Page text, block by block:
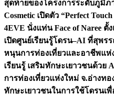
สุดท้ายของโครงการระดับภูมิภ
Cosmetic เปิดตัว “Perfect
4EVE นั่งแท่น Face of Naree ตั้
เปิดศูนย์เรียนรู้โดรน–AI ที่สุพร
หนุนการท่องเที่ยวและอาชีพแห่
เรียนรู้ เสริมทักษะเยาวชนด้วย
การท่องเที่ยวแห่งใหม่ จ.อ่างทอ
ทักษะเยาวชนในการใช้โดรนเ